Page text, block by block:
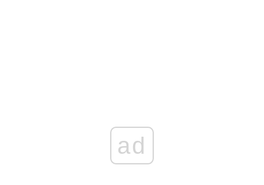
ad